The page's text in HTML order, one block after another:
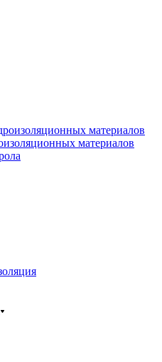
материалов
материалов